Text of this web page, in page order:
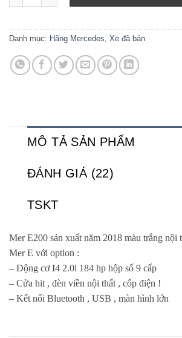
Danh mục: Hãng Mercedes Xe đã bán
MÔ TẢ SẢN PHẨM
ĐÁNH GIÁ (22)
TSKT
Mer E200 sản xuất năm 2018 màu trắng nội
Mer E với option :
– Động cơ I4 2.0l 184 hp hộp số 9 cấp
– Cửa hit , đèn viền nội thất , cốp điện !
– Kết nối Bluetooth , USB , màn hình lớn